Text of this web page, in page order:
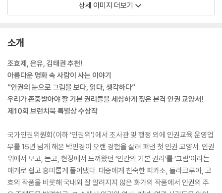
상세 이미지 더보기
소개
조효제, 은유, 김태권 추천!
아름다운 명화 속 사람이 사는 이야기
“인권의 눈으로 그림을 보다, 읽다, 생각하다”
우리가 존중받아야 할 기본 권리들을 세심하게 짚은 본격 인권 교양서!
제10회 브런치북 특별상 수상작
국가인권위원회(이하 ‘인권위’)에서 조사관 및 행정 외에 인권교육 운영업
무를 15년 넘게 해온 박민경이 오랜 경험을 살려 펴낸 첫 인권 교양서. 인권
위에서 보고, 듣고, 현장에서 느껴왔던 ‘인간의 기본 권리’를 ‘그림’이라는
매개로 쉽고 흥미롭게 풀어냈다. 대중에게 친숙한 피카소, 들라크루아, 고
흐의 작품을 비롯해 국내외 잘 알려지지 않은 화가의 작품에서 인권의 주